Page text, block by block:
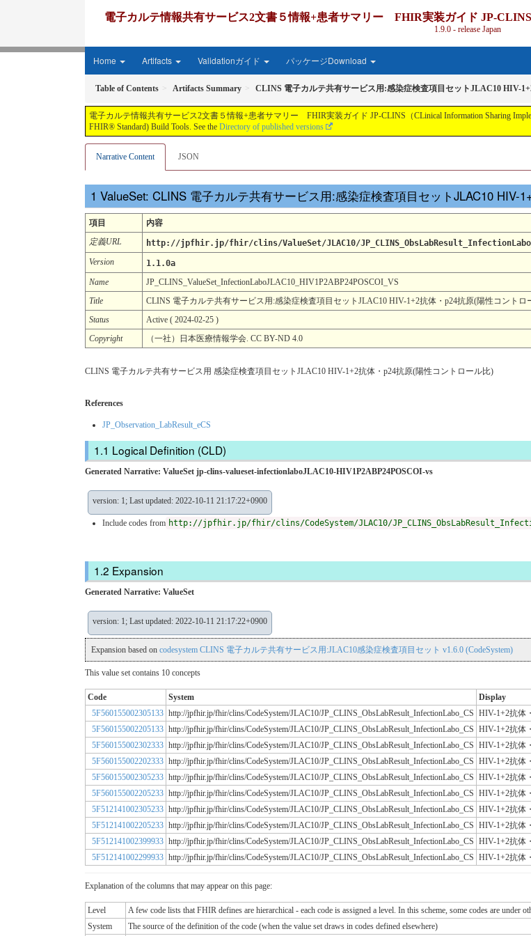
電子カルテ情報共有サービス2文書５情報+患者サマリー FHIR実装ガイド JP-
1.9.0 - release Japan
Home Artifacts Validationガイド パッケージDownload
Table of Contents Artifacts Summary CLINS 電子カルテ共有サービス用:感染症検査項目セットJLAC10 HIV-
電子カルテ情報共有サービス2文書５情報+患者サマリー FHIR実装ガイド JP-CLINS（CLinical Information Sharing
FHIR® Standard) Build Tools. See the Directory of published versions
Narrative Content JSON
ValueSet: CLINS 電子カルテ共有サービス用:感染症検査項目セットJLAC10 HIV-
項目
内容
定義URL
http://jpfhir.jp/fhir/clins/ValueSet/JLAC10/
Version
1.1.0a
Name
JP_CLINS_ValueSet_InfectionLaboJLAC10_HIV1P2ABP24POSCOI_VS
Title
CLINS 電子カルテ共有サービス用:感染症検査項目セットJLAC10 HIV-1+2抗体・p24抗原(陽性コントロ
Status
Active ( 2024-02-25 )
Copyright
（一社）日本医療情報学会. CC BY-ND 4.0
CLINS 電子カルテ共有サービス用 感染症検査項目セットJLAC10 HIV-1+2抗体・p24抗原(陽性コントロール比)
References
JP_Observation_LabResult_eCS
Logical Definition (CLD)
Generated Narrative: ValueSet jp-clins-valueset-infectionlaboJLAC10-HIV1P2ABP24POSCOI-vs
version: 1; Last updated: 2022-10-11 21:17:22+0900
Include codes from http://jpfhir.jp/fhir/clins/CodeSystem/JLAC10/
Expansion
Generated Narrative: ValueSet
version: 1; Last updated: 2022-10-11 21:17:22+0900
Expansion based on codesystem CLINS 電子カルテ共有サービス用:JLAC10感染症検査項目セット v1.6.0 (CodeSystem)
This value set contains 10 concepts
Code System
Display
5F560155002305133 http://jpfhir.jp/fhir/clins/CodeSystem/JLAC10/JP_CLINS_ObsLabResult_InfectionLabo_CS HIV-1+2抗体
5F560155002205133 http://jpfhir.jp/fhir/clins/CodeSystem/JLAC10/JP_CLINS_ObsLabResult_InfectionLabo_CS HIV-1+2抗体
5F560155002302333 http://jpfhir.jp/fhir/clins/CodeSystem/JLAC10/JP_CLINS_ObsLabResult_InfectionLabo_CS HIV-1+2抗体
5F560155002202333 http://jpfhir.jp/fhir/clins/CodeSystem/JLAC10/JP_CLINS_ObsLabResult_InfectionLabo_CS HIV-1+2抗体
5F560155002305233 http://jpfhir.jp/fhir/clins/CodeSystem/JLAC10/JP_CLINS_ObsLabResult_InfectionLabo_CS HIV-1+2抗体
5F560155002205233 http://jpfhir.jp/fhir/clins/CodeSystem/JLAC10/JP_CLINS_ObsLabResult_InfectionLabo_CS HIV-1+2抗体
5F512141002305233 http://jpfhir.jp/fhir/clins/CodeSystem/JLAC10/JP_CLINS_ObsLabResult_InfectionLabo_CS HIV-1+2抗体
5F512141002205233 http://jpfhir.jp/fhir/clins/CodeSystem/JLAC10/JP_CLINS_ObsLabResult_InfectionLabo_CS HIV-1+2抗体
5F512141002399933 http://jpfhir.jp/fhir/clins/CodeSystem/JLAC10/JP_CLINS_ObsLabResult_InfectionLabo_CS HIV-1+2抗体
5F512141002299933 http://jpfhir.jp/fhir/clins/CodeSystem/JLAC10/JP_CLINS_ObsLabResult_InfectionLabo_CS HIV-1+2抗体
Explanation of the columns that may appear on this page:
Level
A few code lists that FHIR defines are hierarchical - each code is assigned a level. In this scheme, some codes are under
System
The source of the definition of the code (when the value set draws in codes defined elsewhere)